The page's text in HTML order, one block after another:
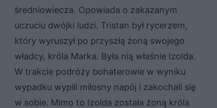
średniowiecza. Opowiada o zakazanym
uczuciu dwójki ludzi. Tristan był rycerzem,
który wyruszył po przyszłą żoną swojego
władcy, króla Marka. Była nią właśnie Izolda.
W trakcie podróży bohaterowie w wyniku
wypadku wypili miłosny napój i zakochali się
w sobie. Mimo to Izolda została żoną króla